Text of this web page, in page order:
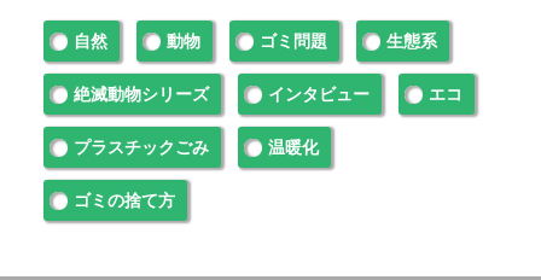
自然 動物 ゴミ問題 生態系
絶滅動物シリーズ インタビュー エコ
プラスチックごみ 温暖化
ゴミの捨て方